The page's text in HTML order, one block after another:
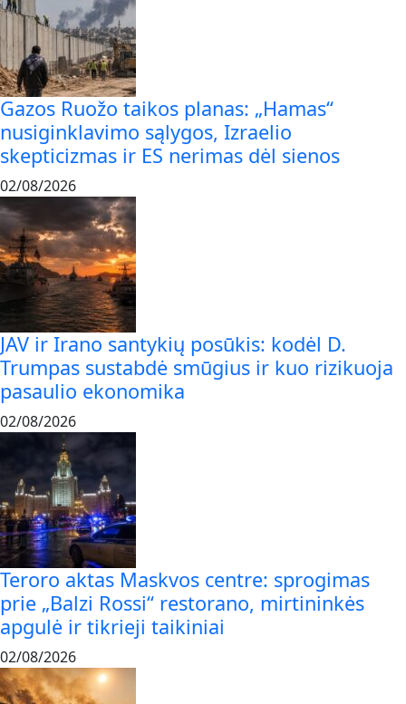
Gazos Ruožo taikos planas: „Hamas“
nusiginklavimo sąlygos, Izraelio
skepticizmas ir ES nerimas dėl sienos
02/08/2026
JAV ir Irano santykių posūkis: kodėl D.
Trumpas sustabdė smūgius ir kuo rizikuoja
pasaulio ekonomika
02/08/2026
Teroro aktas Maskvos centre: sprogimas
prie „Balzi Rossi“ restorano, mirtininkės
apgulė ir tikrieji taikiniai
02/08/2026